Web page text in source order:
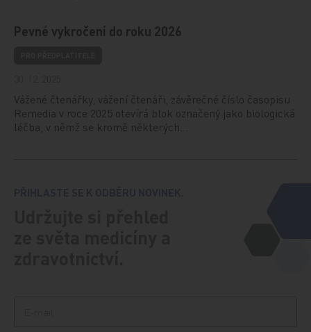
Pevné vykročení do roku 2026
Vážené čtenářky, vážení čtenáři, závěrečné číslo časopisu
Remedia v roce 2025 otevírá blok označený jako biologická
léčba, v němž se kromě některých…